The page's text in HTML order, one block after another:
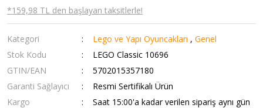
*159,98 TL den başlayan taksitlerle!
Kategori Lego ve Yapı Oyuncakları ,Genel
Stok Kodu
LEGO Classic 10696
GTIN/EAN
5702015357180
Garanti Sağlayıcı
Resmi Sertifikalı Ürün
Kargo
Saat 15:00'a kadar verilen sipariş aynı gün